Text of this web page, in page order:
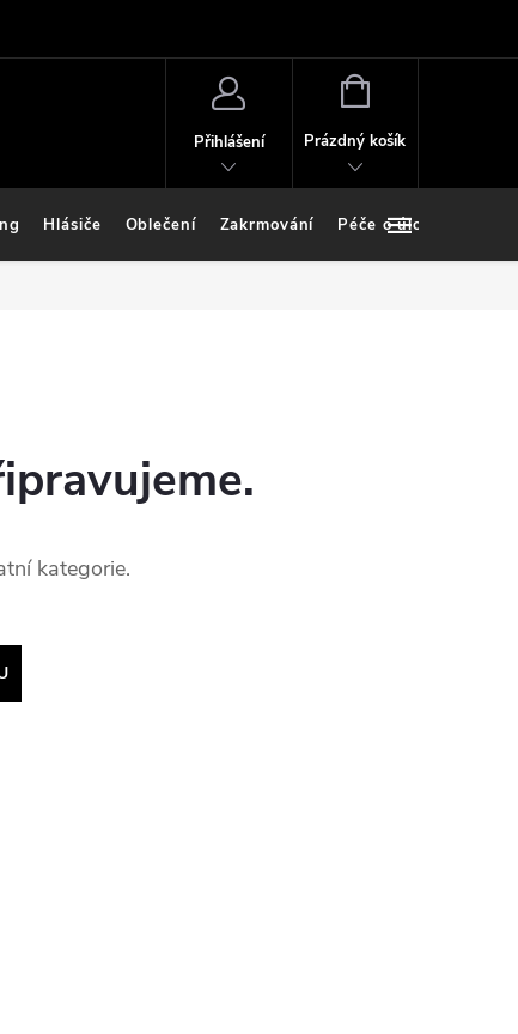
Přihlášení
NÁKUPNÍ
Prázdný košík
Hlásiče Oblečení Zakrmování Péče o úlovek
kategorie.